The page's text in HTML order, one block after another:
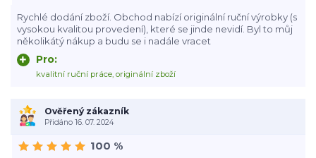
Rychlé dodání zboží. Obchod nabízí originální ruční výrobky (s
vysokou kvalitou provedení), které se jinde nevidí. Byl to můj
několikátý nákup a budu se i nadále vracet
Pro:
kvalitní ruční práce, originální zboží
Ověřený zákazník
Přidáno 16. 07. 2024
100 %